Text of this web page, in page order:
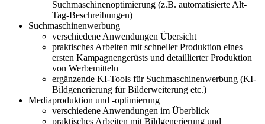
Suchmaschinenoptimierung (z.B. automatisierte Alt-
Tag-Beschreibungen)
Suchmaschinenwerbung
verschiedene Anwendungen Übersicht
praktisches Arbeiten mit schneller Produktion eines
ersten Kampagnengerüsts und detaillierter Produktion
von Werbemitteln
ergänzende KI-Tools für Suchmaschinenwerbung (KI-
Bildgenerierung für Bilderweiterung etc.)
Mediaproduktion und -optimierung
verschiedene Anwendungen im Überblick
praktisches Arbeiten mit Bildgenerierung und